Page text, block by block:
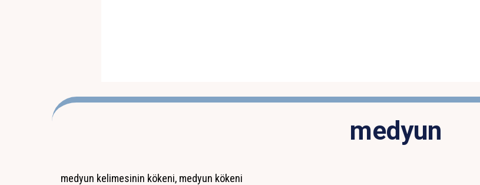
medyun
medyun kelimesinin kökeni, medyun kökeni